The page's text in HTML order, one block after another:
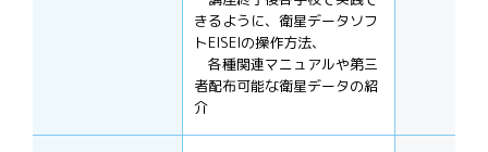
きるように、衛星データソフ
トEISEIの操作方法、
各種関連マニュアルや第三
者配布可能な衛星データの紹
介